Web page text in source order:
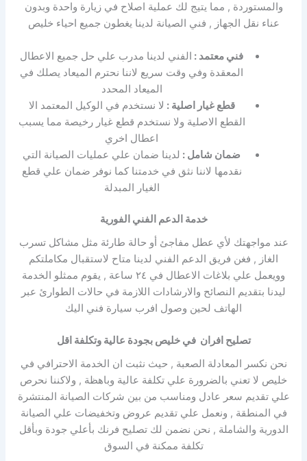
والمستوردة , مما يتيج لك عملية اصلاح في زيارة واحدة وبدون
عناء نقل الجهاز , فني الصيانة لدينا يغطون جميع احياء خليص
فني معتمد : الفني لدينا مدرب علي حل جميع الاعطال
المعقدة وفي وقت سريع لاننا نحترم الميعاد يصلك في
الميعاد المحدد
قطع غيار اصلية : لا نستخدم في الوكيل المعتمد الا
القطع الاصلية ولا نستخدم قطع غيار رخيصة مما يسبب
اعطال اخري
ضمان شامل : لدينا ضمان علي عمليات الصيانة التي
نقدمها لاننا نثق في خدمتنا كما نوفر ضمان علي قطع
الغيار المبدلة
خدمة الدعم الفني الفورية
عند مواجهتك لأي عطل مفاجئ أو حالة طارئة مثل مشاكل تسرب
الغاز , فغن فريق الدعم الفني لدينا متاح لاستقبال مكاملتكم
وويعمل علي بلاغات الاعطال في ٢٤ ساعة , يقوم ممثلو الخدمة
ليدنا بتقديم النصائح والارشادات اللازمة في حالات الطوارئ عبر
الهاتف لحين وصول افرب سيارة فني اليك
تصليح افران في خليص بجودة عالية وتكلفة اقل
نحن نكسر المعادلة الصعبة , حيث نثبت ان الخدمة الاحترافي في
خليص لا تعني بالضرورة علي تكلفة عالية وباهظة , ولاكننا نحرص
علي تقديم سعر عادل ومناسب من بين شركات الصيانة المنتشرة
في المنطقة , ونعمل علي تقديم عروض وتخفيضات علي الصيانة
الدورية والشاملة , نحن نضمن لك تصليح فرنك بأعلي جودة وبأقل
تكلفة ممكنة في السوق